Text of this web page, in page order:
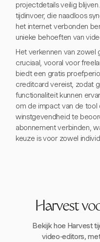
projectdetails veilig
tijdinvoer, die naadloos
het internet verbonden
unieke behoeften van
Het verkennen van zowel
cruciaal, vooral voor
biedt een gratis
creditcard vereist, zodat
functionaliteit kunnen
om de impact van de
winstgevendheid te
abonnement verbinden,
keuze is voor zowel
Harvest
Bekijk hoe Harvest
video-editors,